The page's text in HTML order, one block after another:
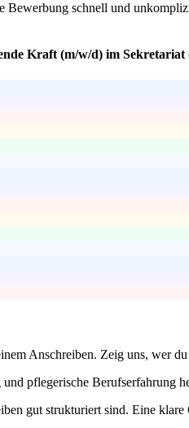
Bewerbung schnell und
Kraft (m/w/d) im
Anschreiben. Zeig uns, wer
pflegerische Berufserfahrung
gut strukturiert sind. Eine